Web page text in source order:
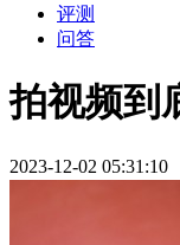
评测
问答
拍视频到
2023-12-02 05:31:10